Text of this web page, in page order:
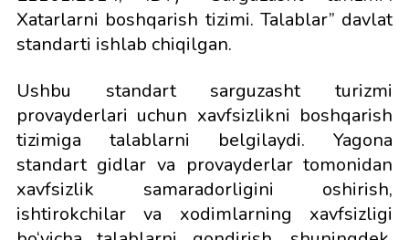
Xatarlarni boshqarish tizimi. Talablar” davlat
standarti ishlab chiqilgan.
Ushbu standart sarguzasht turizmi
provayderlari uchun xavfsizlikni boshqarish
tizimiga talablarni belgilaydi. Yagona
standart gidlar va provayderlar tomonidan
xavfsizlik samaradorligini oshirish,
ishtirokchilar va xodimlarning xavfsizligi